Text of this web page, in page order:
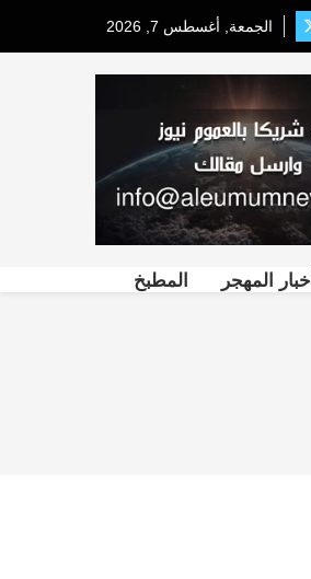
الجمعة, أغسطس 7, 2026
أخبار المهجر المطبخ